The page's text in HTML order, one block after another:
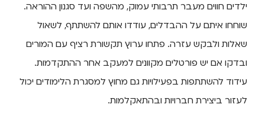
ילדים חווים מעבר תרבותי עמוק, מהשפה ועד סגנון ההוראה.
שוחחו איתם על ההבדלים, עודדו אותם להשתתף, לשאול
שאלות ולבקש עזרה. פתחו ערוץ תקשורת רציף עם המורים
ובדקו אם יש פורטלים מקוונים למעקב אחר ההתקדמות.
עידוד להשתתפות בפעילויות גם מחוץ למסגרת הלימודים יכול
לעזור ביצירת חברויות ובהתאקלמות.